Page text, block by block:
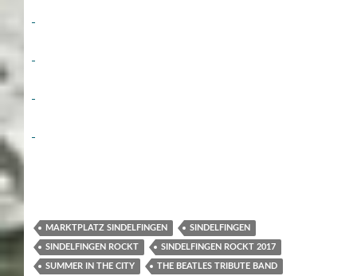
MARKTPLATZ SINDELFINGEN SINDELFINGEN
SINDELFINGEN ROCKT SINDELFINGEN ROCKT 2017
SUMMER IN THE CITY THE BEATLES TRIBUTE BAND